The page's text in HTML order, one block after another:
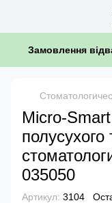
Замовлення
Micro-
035050
Артикул: 3104